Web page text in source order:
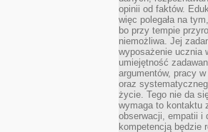
opinii od faktów.
więc polegała na
bo przy tempie
niemożliwa. Jej
wyposażenie ucznia
umiejętność
argumentów, pracy
oraz
życie. Tego nie da
wymaga to kontaktu
obserwacji, empatii i
kompetencją będzie